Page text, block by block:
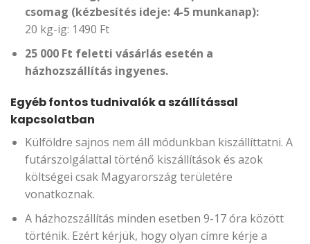
csomag (kézbesítés ideje: 4-5 munkanap):
20 kg-ig: 1490 Ft
25 000 Ft feletti vásárlás esetén a
házhozszállítás ingyenes.
Egyéb fontos tudnivalók a szállítással
kapcsolatban
Külföldre sajnos nem áll módunkban kiszállíttatni. A
futárszolgálattal történő kiszállítások és azok
költségei csak Magyarország területére
vonatkoznak.
A házhozszállítás minden esetben 9-17 óra között
történik. Ezért kérjük, hogy olyan címre kérje a